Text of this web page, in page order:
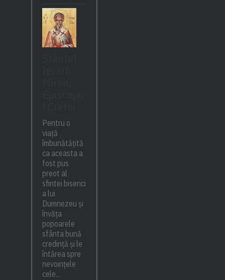
Pentru o
viață
îmbunătățită
ca aceasta a
fost pus
preot al
sfintei biserici
a lui
Dumnezeu și
învăța
popoarele
sfânta bună
credință și le
întărea spre
nevoințele
cele...